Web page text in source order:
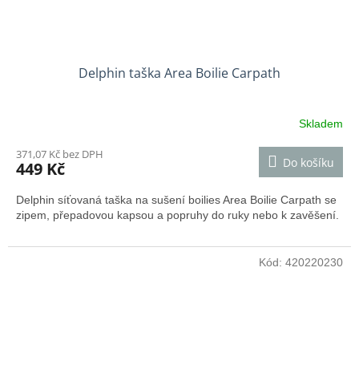
Delphin taška Area Boilie Carpath
Skladem
371,07 Kč bez DPH
449 Kč Do košíku
Delphin síťovaná taška na sušení boilies Area Boilie Carpath se
zipem, přepadovou kapsou a popruhy do ruky nebo k zavěšení.
Kód: 420220230